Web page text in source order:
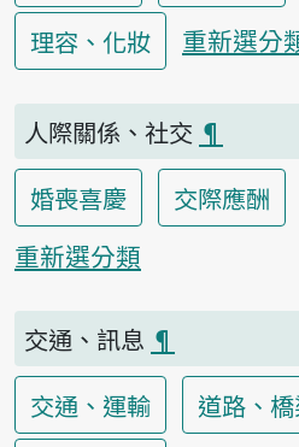
理容、化妝
重新選分
人際關係、社交 ¶
婚喪喜慶
交際應酬
重新選分類
交通、訊息 ¶
交通、運輸
道路、